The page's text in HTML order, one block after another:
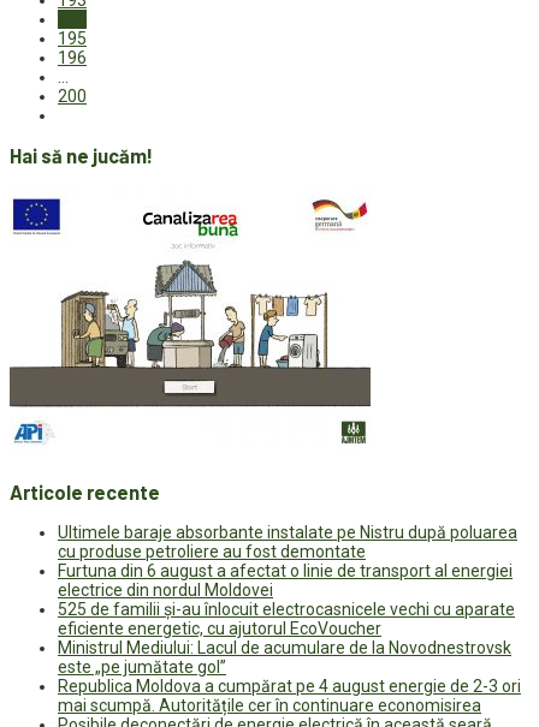
195
196
200
Hai să ne jucăm!
Articole recente
Ultimele baraje absorbante instalate pe Nistru după poluarea
cu produse petroliere au fost demontate
Furtuna din 6 august a afectat o linie de transport al energiei
electrice din nordul Moldovei
525 de familii și-au înlocuit electrocasnicele vechi cu aparate
eficiente energetic, cu ajutorul EcoVoucher
Ministrul Mediului: Lacul de acumulare de la Novodnestrovsk
este „pe jumătate gol”
Republica Moldova a cumpărat pe 4 august energie de 2-3 ori
mai scumpă. Autoritățile cer în continuare economisirea